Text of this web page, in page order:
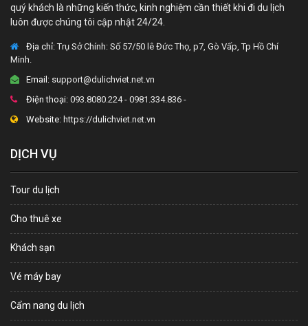
quý khách là những kiến thức, kinh nghiệm cần thiết khi đi du lịch
luôn được chúng tôi cập nhật 24/24.
Địa chỉ:Trụ Sở Chính: Số 57/50 lê Đức Thọ, p7, Gò Vấp, Tp Hồ Chí
Minh.
Email: support@dulichviet.net.vn
Điện thoại: 093.8080.224 - 0981.334.836 -
Website: https://dulichviet.net.vn
DỊCH VỤ
Tour du lịch
Cho thuê xe
Khách sạn
Vé máy bay
Cẩm nang du lịch